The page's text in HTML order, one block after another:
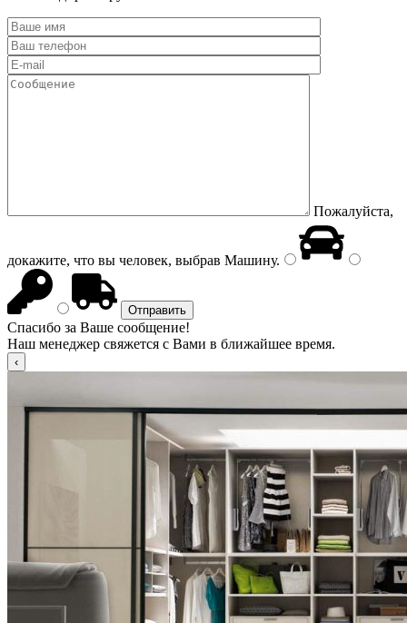
Пожалуйста,
докажите, что вы человек, выбрав Машину.
Спасибо за Ваше сообщение!
Наш менеджер свяжется с Вами в ближайшее время.